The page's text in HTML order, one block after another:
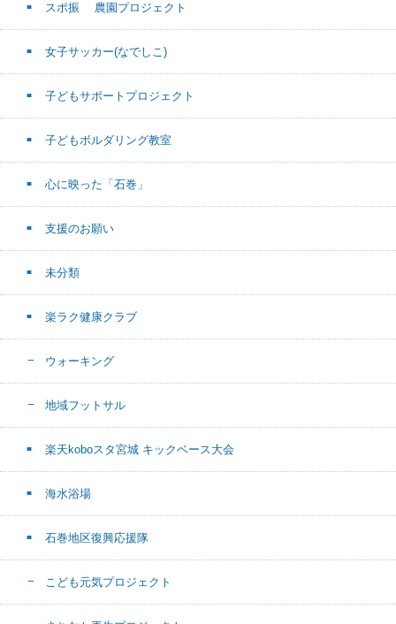
スポ振 農園プロジェクト
女子サッカー(なでしこ)
子どもサポートプロジェクト
子どもボルダリング教室
心に映った「石巻」
支援のお願い
未分類
楽ラク健康クラブ
ウォーキング
地域フットサル
楽天koboスタ宮城 キックベース大会
海水浴場
石巻地区復興応援隊
こども元気プロジェクト